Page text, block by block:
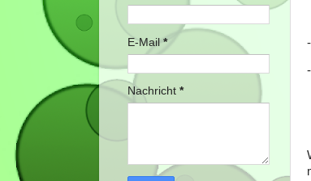
E-Mail *
Nachricht *